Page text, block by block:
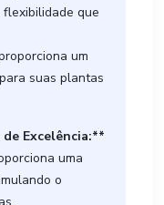
que
um
suas plantas
Excelência:**
uma
o